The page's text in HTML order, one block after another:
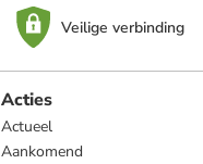
Veilige verbinding
Acties
Actueel
Aankomend